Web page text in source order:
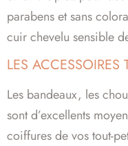
parabens et sans
cuir chevelu sensible
LES ACCESSOIRES
Les bandeaux, les
sont d’excellents
coiffures de vos tout-